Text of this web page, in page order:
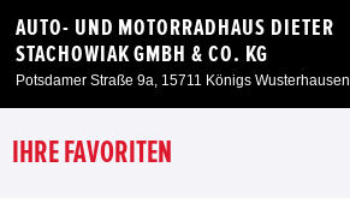
AUTO- UND MOTORRADHAUS DIETER
STACHOWIAK GMBH & CO. KG
Potsdamer Straße 9a, 15711 Königs Wusterhausen
Neuwagen
IHRE FAVORITEN